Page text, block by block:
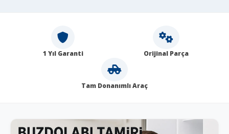
1 Yıl Garanti Orijinal Parça
Tam Donanımlı Araç